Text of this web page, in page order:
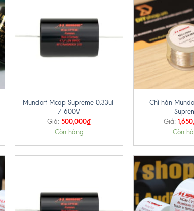
Mundorf Mcap Supreme 0.33uF
/ 600V
Giá: 500,000₫
Còn hàng
Chì hàn
Giá:
Còn